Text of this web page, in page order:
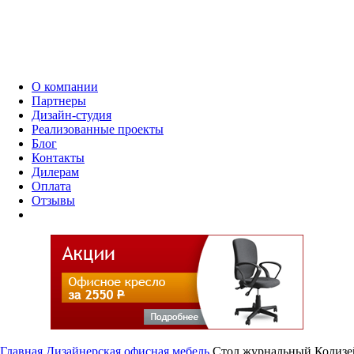
О компании
Партнеры
Дизайн-студия
Реализованные проекты
Блог
Контакты
Дилерам
Оплата
Отзывы
Главная Дизайнерская офисная мебель Стол журнальный